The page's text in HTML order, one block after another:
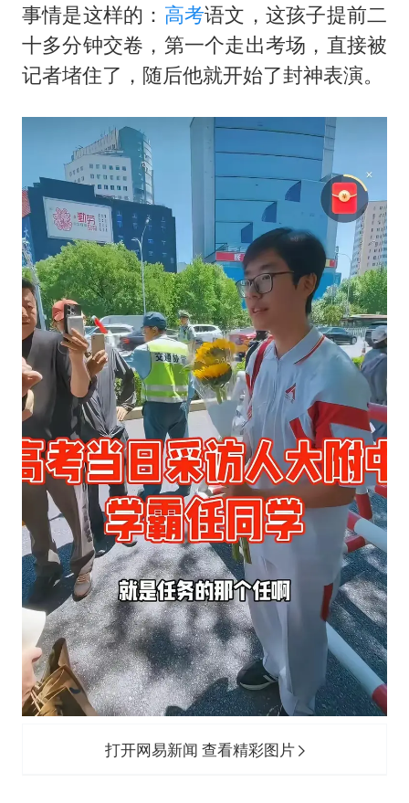
事情是这样的： 高考语文，这孩子提前二
十多分钟交卷，第一个走出考场，直接被
记者堵住了，随后他就开始了封神表演。
打开网易新闻 查看精彩图片